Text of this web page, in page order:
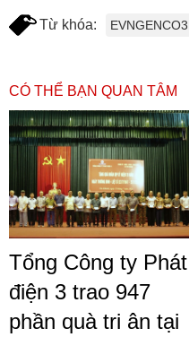
Từ khóa: EVNGENCO3
CÓ THỂ BẠN QUAN TÂM
Tổng Công ty Phát
điện 3 trao 947
phần quà tri ân tại